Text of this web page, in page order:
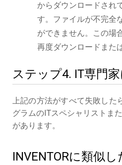
からダウンロードされ
す。ファイルが不完全
ができません。この場
再度ダウンロードまた
ステップ4. IT専門
上記の方法がすべて失敗した
グラムのITスペシャリストま
があります。
INVENTORに類似